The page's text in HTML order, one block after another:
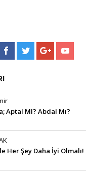
Aptal MI? Abdal Mı?
Her Şey Daha İyi Olmalı!